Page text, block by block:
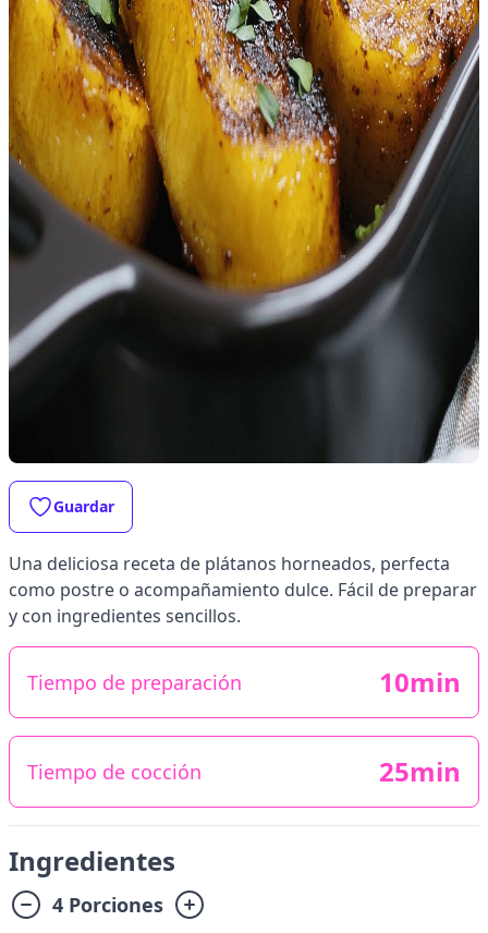
Guardar
Una deliciosa receta de plátanos horneados, perfecta
como postre o acompañamiento dulce. Fácil de preparar
y con ingredientes sencillos.
Tiempo de preparación 10min
Tiempo de cocción 25min
Ingredientes
4 Porciones